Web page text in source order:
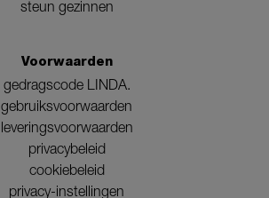
steun gezinnen
Voorwaarden
gedragscode LINDA.
gebruiksvoorwaarden
leveringsvoorwaarden
privacybeleid
cookiebeleid
privacy-instellingen